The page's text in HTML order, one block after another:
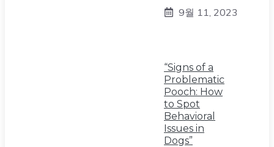
9월 11, 2023
“Signs of a
Problematic
Pooch: How
to Spot
Behavioral
Issues in
Dogs”